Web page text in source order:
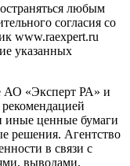
любым
согласия со
www.raexpert.ru
указанных
АО «Эксперт РА» и
иные ценные бумаги
решения. Агентство
в связи с
выводами,